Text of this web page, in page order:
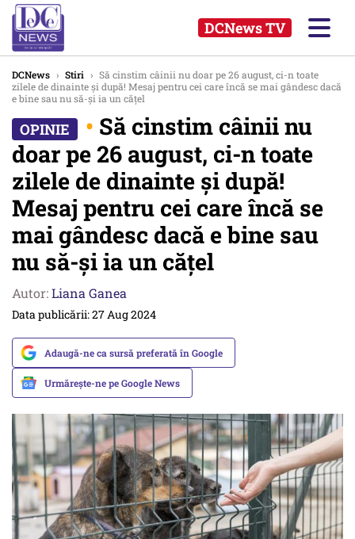
DCNews TV
DCNews › Stiri › Să cinstim câinii nu doar pe 26 august, ci-n toate
zilele de dinainte și după! Mesaj pentru cei care încă se mai gândesc dacă
e bine sau nu să-și ia un cățel
• Să cinstim câinii nu
doar pe 26 august, ci-n toate
zilele de dinainte și după!
Mesaj pentru cei care încă se
mai gândesc dacă e bine sau
nu să-și ia un cățel
Autor:Liana Ganea
Data publicării: 27 Aug 2024
Adaugă-ne ca sursă preferată în Google
Urmărește-ne pe Google News